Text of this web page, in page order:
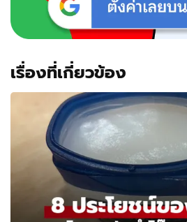
เรื่องที่เกี่ยวข้อง